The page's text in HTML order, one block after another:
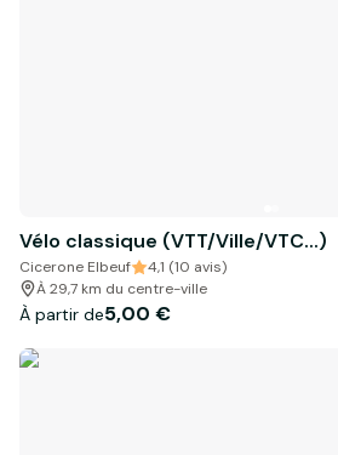
Vélo classique (VTT/Ville/VTC...)
Cicerone Elbeuf
4,1 (10 avis)
À 29,7 km du centre-ville
À partir de5,00 €